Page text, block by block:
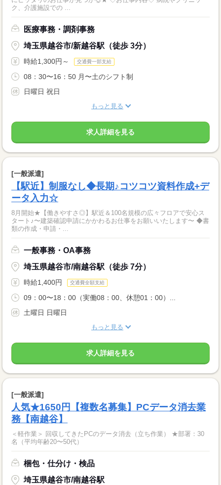
ク、介護施設での ...
医療事務・調剤事務
埼玉県越谷市/新越谷駅（徒歩 3分）
時給1,300円～ 交通費一部支給
08：30〜16：50 月〜土のシフト制
日曜日 祝日
もっと見る
求人詳細を見る
[一般派遣]
【駅近】制服なし◆長期♪コツコツ資料作成+デ
ータ入力☆
8月開始★【働きやすさ◎】駅近＆100名規模の広々フロアで安心ス
タート♪〜建築確認申請にかかわるお仕事をお願いいたします〜 ◆書
類の作成・申請・...
一般事務・OA事務
埼玉県越谷市/南越谷駅（徒歩 7分）
時給1,400円 交通費全額支給
09：00〜18：00（実働08：00、休憩01：00）...
土曜日 日曜日
もっと見る
求人詳細を見る
[一般派遣]
人気★1650円【複数名募集】PCデータ消去業
務【南越谷】
＜軽作業＞ 回収してきたPCのデータ消去（立ち作業） ★部署：30
名（平均年齢20〜50代）
梱包・仕分け・検品
埼玉県越谷市/南越谷駅